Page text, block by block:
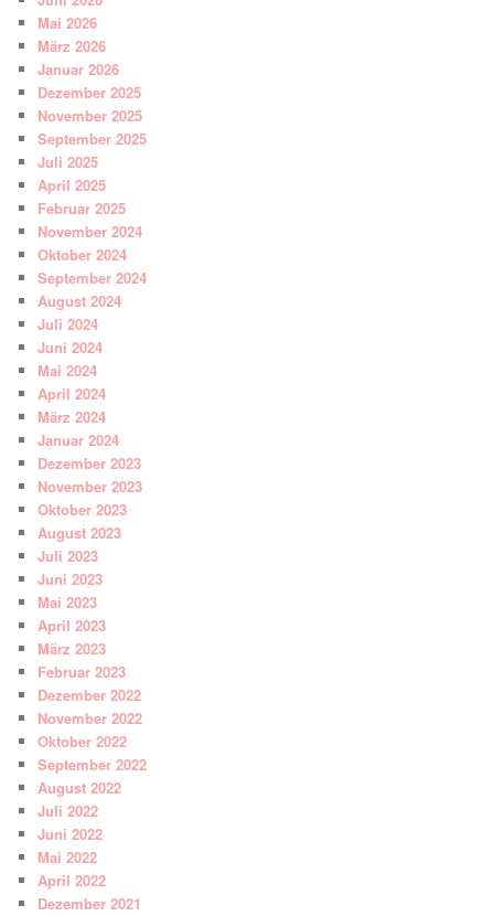
Mai 2026
März 2026
Januar 2026
Dezember 2025
November 2025
September 2025
Juli 2025
April 2025
Februar 2025
November 2024
Oktober 2024
September 2024
August 2024
Juli 2024
Juni 2024
Mai 2024
April 2024
März 2024
Januar 2024
Dezember 2023
November 2023
Oktober 2023
August 2023
Juli 2023
Juni 2023
Mai 2023
April 2023
März 2023
Februar 2023
Dezember 2022
November 2022
Oktober 2022
September 2022
August 2022
Juli 2022
Juni 2022
Mai 2022
April 2022
Dezember 2021